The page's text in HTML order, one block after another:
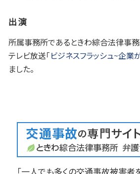
出演
所属事務所であるときわ綜合法律事
テレビ放送「ビジネスフラッシュ~企業
ました。
「一人でも多くの交通事故被害者